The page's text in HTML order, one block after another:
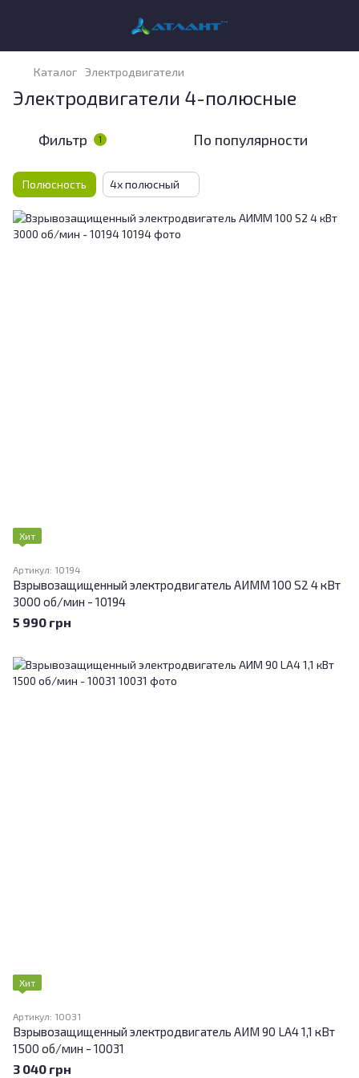
Каталог Электродвигатели
Электродвигатели 4-полюсные
Фильтр 1 По популярности
Полюсность 4х полюсный
Хит
Артикул: 10194
Взрывозащищенный электродвигатель АИMM 100 S2 4 кВт
3000 об/мин - 10194
5 990 грн
Хит
Артикул: 10031
Взрывозащищенный электродвигатель АИМ 90 LA4 1,1 кВт
1500 об/мин - 10031
3 040 грн